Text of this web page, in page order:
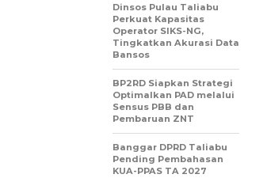
Dinsos Pulau Taliabu
Perkuat Kapasitas
Operator SIKS-NG,
Tingkatkan Akurasi Data
Bansos
BP2RD Siapkan Strategi
Optimalkan PAD melalui
Sensus PBB dan
Pembaruan ZNT
Banggar DPRD Taliabu
Pending Pembahasan
KUA-PPAS TA 2027